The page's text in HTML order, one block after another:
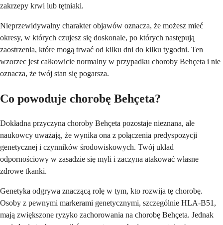
zakrzepy krwi lub tętniaki.
Nieprzewidywalny charakter objawów oznacza, że możesz mieć
okresy, w których czujesz się doskonale, po których następują
zaostrzenia, które mogą trwać od kilku dni do kilku tygodni. Ten
wzorzec jest całkowicie normalny w przypadku choroby Behçeta i nie
oznacza, że twój stan się pogarsza.
Co powoduje chorobę Behçeta?
Dokładna przyczyna choroby Behçeta pozostaje nieznana, ale
naukowcy uważają, że wynika ona z połączenia predyspozycji
genetycznej i czynników środowiskowych. Twój układ
odpornościowy w zasadzie się myli i zaczyna atakować własne
zdrowe tkanki.
Genetyka odgrywa znaczącą rolę w tym, kto rozwija tę chorobę.
Osoby z pewnymi markerami genetycznymi, szczególnie HLA-B51,
mają zwiększone ryzyko zachorowania na chorobę Behçeta. Jednak